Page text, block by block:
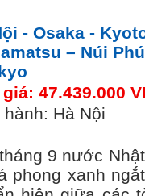
- Osaka -
– Núi
47.439.000
hành: Hà Nội
9 nước
phong xanh